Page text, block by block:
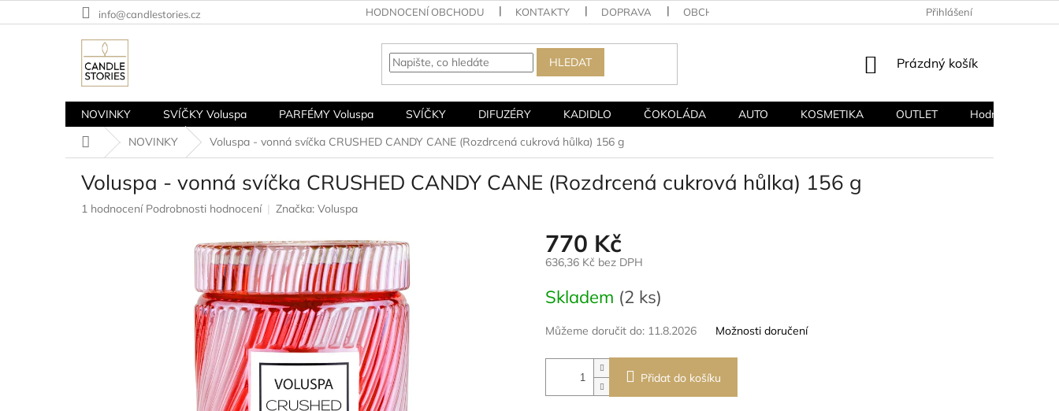
na
info@candlestories.cz HODNOCENÍ OBCHODU KONTAKTY DOPRAVA OBCHODNÍ PODMÍNKY PODMÍNKY OCHRANY OSOBNÍCH ÚDAJŮ
Přihlášení
HLEDAT
NÁKUPNÍ
Prázdný košík
NOVINKY SVÍČKY Voluspa PARFÉMY Voluspa SVÍČKY DIFUZÉRY KADIDLO ČOKOLÁDA AUTO KOSMETIKA OUTLET
Hodnocení
Domů
NOVINKY Voluspa - vonná svíčka CRUSHED CANDY CANE (Rozdrcená cukrová hůlka) 156 g
Voluspa - vonná svíčka CRUSHED CANDY CANE (Rozdrcená cukrová hůlka) 156 g
Průměrné
1 hodnocení Podrobnosti hodnocení Značka: Voluspa
770 Kč
636,36 Kč bez DPH
cena:
Skladem (2 ks)
Můžeme doručit do: 11.8.2026 Možnosti doručení
Přidat do košíku